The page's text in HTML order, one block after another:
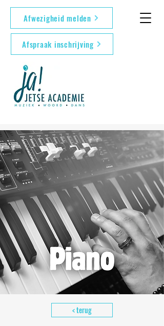
Afwezigheid melden
Afspraak inschrijving
< terug